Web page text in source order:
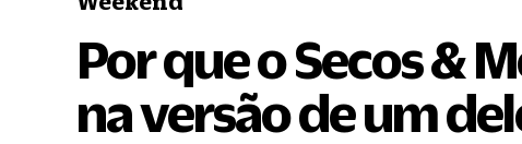
Por que o Secos &
na versão de um